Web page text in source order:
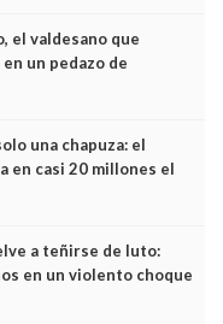
el valdesano que
un pedazo de
una chapuza: el
en casi 20 millones el
no cabían por los
a teñirse de luto:
en un violento choque